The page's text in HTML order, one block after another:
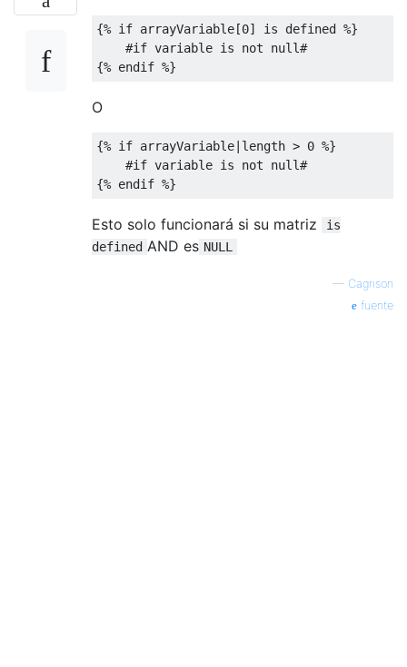
{% if arrayVariable[0] is defined %}
#if variable is not null#
{% endif %}
O
{% if arrayVariable| length > 0 %}
#if variable is not null#
{% endif %}
Esto solo funcionará si su matriz
is
defined AND es NULL
— Cagrison
fuente